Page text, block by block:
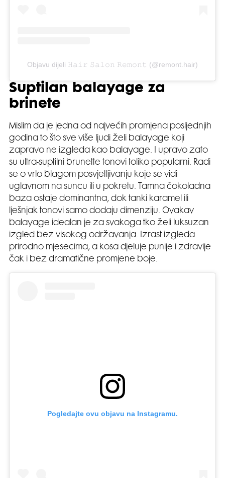
Objavu dijeli 𝙷𝚊𝚒𝚛 𝚂𝚊𝚕𝚘𝚗 𝚁𝚎𝚖𝚘𝚗𝚝 (@remont.hair)
Suptilan balayage za
brinete
Mislim da je jedna od najvećih promjena posljednjih
godina to što sve više ljudi želi balayage koji
zapravo ne izgleda kao balayage. I upravo zato
su ultra-suptilni brunette tonovi toliko popularni. Radi
se o vrlo blagom posvjetljivanju koje se vidi
uglavnom na suncu ili u pokretu. Tamna čokoladna
baza ostaje dominantna, dok tanki karamel ili
lješnjak tonovi samo dodaju dimenziju. Ovakav
balayage idealan je za svakoga tko želi luksuzan
izgled bez visokog održavanja. Izrast izgleda
prirodno mjesecima, a kosa djeluje punije i zdravije
čak i bez dramatične promjene boje.
Pogledajte ovu objavu na Instagramu.